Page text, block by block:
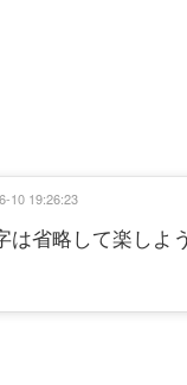
は省略して楽し
10 19:26:23